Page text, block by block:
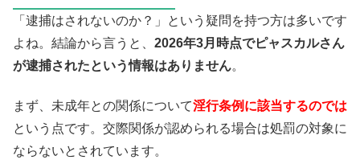
「逮捕はされないのか？」という疑問を持つ方は多いです
よね。結論から言うと、 2026年3月時点でピャスカルさん
が逮捕されたという情報はありません。
まず、未成年との関係について淫行条例に該当するのでは
という点です。交際関係が認められる場合は処罰の対象に
ならないとされています。